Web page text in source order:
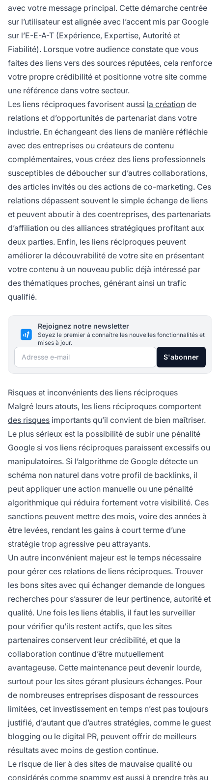
avec votre message principal. Cette démarche centrée
sur l’utilisateur est alignée avec l’accent mis par Google
sur l’E-E-A-T (Expérience, Expertise, Autorité et
Fiabilité). Lorsque votre audience constate que vous
faites des liens vers des sources réputées, cela renforce
votre propre crédibilité et positionne votre site comme
une référence dans votre secteur.
Les liens réciproques favorisent aussi la création de
relations et d’opportunités de partenariat dans votre
industrie. En échangeant des liens de manière réfléchie
avec des entreprises ou créateurs de contenu
complémentaires, vous créez des liens professionnels
susceptibles de déboucher sur d’autres collaborations,
des articles invités ou des actions de co-marketing. Ces
relations dépassent souvent le simple échange de liens
et peuvent aboutir à des coentreprises, des partenariats
d’affiliation ou des alliances stratégiques profitant aux
deux parties. Enfin, les liens réciproques peuvent
améliorer la découvrabilité de votre site en présentant
votre contenu à un nouveau public déjà intéressé par
des thématiques proches, générant ainsi un trafic
qualifié.
Rejoignez notre newsletter
Soyez le premier à connaître les nouvelles fonctionnalités et
mises à jour.
Adresse e-mail S'abonner
Risques et inconvénients des liens réciproques
Malgré leurs atouts, les liens réciproques comportent
des risques importants qu’il convient de bien maîtriser.
Le plus sérieux est la possibilité de subir une pénalité
Google si vos liens réciproques paraissent excessifs ou
manipulatoires. Si l’algorithme de Google détecte un
schéma non naturel dans votre profil de backlinks, il
peut appliquer une action manuelle ou une pénalité
algorithmique qui réduira fortement votre visibilité. Ces
sanctions peuvent mettre des mois, voire des années à
être levées, rendant les gains à court terme d’une
stratégie trop agressive peu attrayants.
Un autre inconvénient majeur est le temps nécessaire
pour gérer ces relations de liens réciproques. Trouver
les bons sites avec qui échanger demande de longues
recherches pour s’assurer de leur pertinence, autorité et
qualité. Une fois les liens établis, il faut les surveiller
pour vérifier qu’ils restent actifs, que les sites
partenaires conservent leur crédibilité, et que la
collaboration continue d’être mutuellement
avantageuse. Cette maintenance peut devenir lourde,
surtout pour les sites gérant plusieurs échanges. Pour
de nombreuses entreprises disposant de ressources
limitées, cet investissement en temps n’est pas toujours
justifié, d’autant que d’autres stratégies, comme le guest
blogging ou le digital PR, peuvent offrir de meilleurs
résultats avec moins de gestion continue.
Le risque de lier à des sites de mauvaise qualité ou
considérés comme spammy est aussi à prendre très au